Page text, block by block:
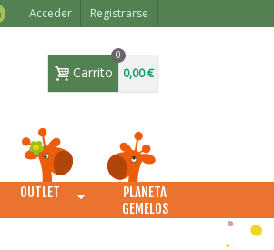
Acceder Registrarse
Carrito
0
0,00 €
OUTLET
PLANETA
GEMELOS